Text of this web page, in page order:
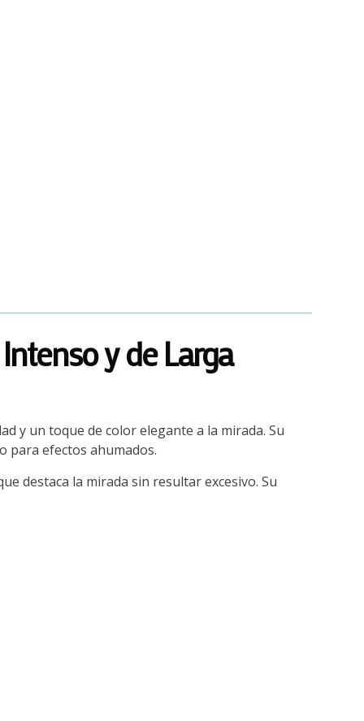
y de Larga
y un toque de color elegante a la mirada. Su
para efectos ahumados.
destaca la mirada sin resultar excesivo. Su